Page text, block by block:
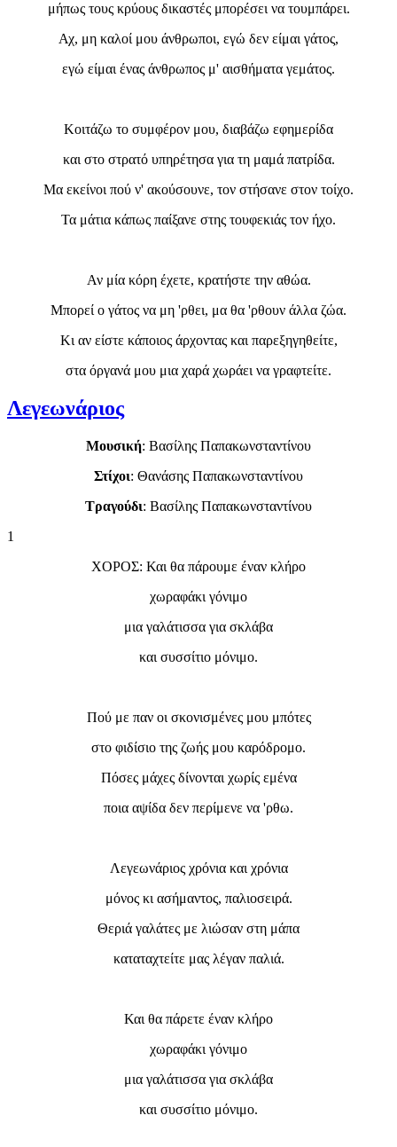
μήπως τους κρύους δικαστές μπορέσει να τουμπάρει.
Αχ, μη καλοί μου άνθρωποι, εγώ δεν είμαι γάτος,
εγώ είμαι ένας άνθρωπος μ' αισθήματα γεμάτος.
Κοιτάζω το συμφέρον μου, διαβάζω εφημερίδα
και στο στρατό υπηρέτησα για τη μαμά πατρίδα.
Μα εκείνοι πού ν' ακούσουνε, τον στήσανε στον τοίχο.
Τα μάτια κάπως παίξανε στης τουφεκιάς τον ήχο.
Αν μία κόρη έχετε, κρατήστε την αθώα.
Μπορεί ο γάτος να μη 'ρθει, μα θα 'ρθουν άλλα ζώα.
Κι αν είστε κάποιος άρχοντας και παρεξηγηθείτε,
στα όργανά μου μια χαρά χωράει να γραφτείτε.
Λεγεωνάριος
Μουσική: Βασίλης Παπακωνσταντίνου
Στίχοι: Θανάσης Παπακωνσταντίνου
Τραγούδι: Βασίλης Παπακωνσταντίνου
1
ΧΟΡΟΣ: Και θα πάρουμε έναν κλήρο
χωραφάκι γόνιμο
μια γαλάτισσα για σκλάβα
και συσσίτιο μόνιμο.
Πού με παν οι σκονισμένες μου μπότες
στο φιδίσιο της ζωής μου καρόδρομο.
Πόσες μάχες δίνονται χωρίς εμένα
ποια αψίδα δεν περίμενε να 'ρθω.
Λεγεωνάριος χρόνια και χρόνια
μόνος κι ασήμαντος, παλιοσειρά.
Θεριά γαλάτες με λιώσαν στη μάπα
καταταχτείτε μας λέγαν παλιά.
Και θα πάρετε έναν κλήρο
χωραφάκι γόνιμο
μια γαλάτισσα για σκλάβα
και συσσίτιο μόνιμο.